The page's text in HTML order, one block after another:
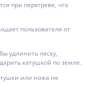
при перегреве, что
пользователя от
удлинить леску,
катушкой по земле.
или ножа не